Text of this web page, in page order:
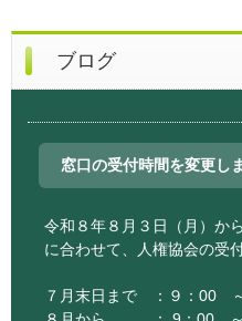
ブログ
窓口の受付時間を変更し
令和８年８月３日（月）か
に合わせて、人権協会の受
７月末日まで ：９：00